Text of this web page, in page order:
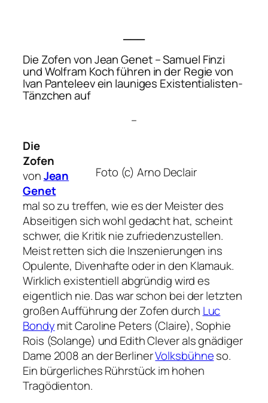
Die Zofenvon Jean Genet – Samuel Finzi
und Wolfram Koch führen in der Regie von
Ivan Panteleev ein launiges Existentialisten-
Tänzchen auf
–
Foto (c) Arno Declair
Die
Zofen
vonJean
Genet
mal so zu treffen, wie es der Meister des
Abseitigen sich wohl gedacht hat, scheint
schwer, die Kritik nie zufriedenzustellen.
Meist retten sich die Inszenierungen ins
Opulente, Divenhafte oder in den Klamauk.
Wirklich existentiell abgründig wird es
eigentlich nie. Das war schon bei der letzten
großen Aufführung derZofendurch Luc
Bondymit Caroline Peters (Claire), Sophie
Rois (Solange) und Edith Clever als gnädiger
Dame 2008 an der BerlinerVolksbühneso.
Ein bürgerliches Rührstück im hohen
Tragödienton.